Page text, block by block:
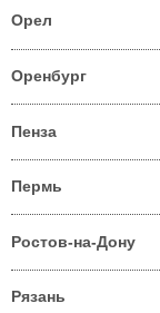
Орел
Оренбург
Пенза
Пермь
Ростов-на-Дону
Рязань